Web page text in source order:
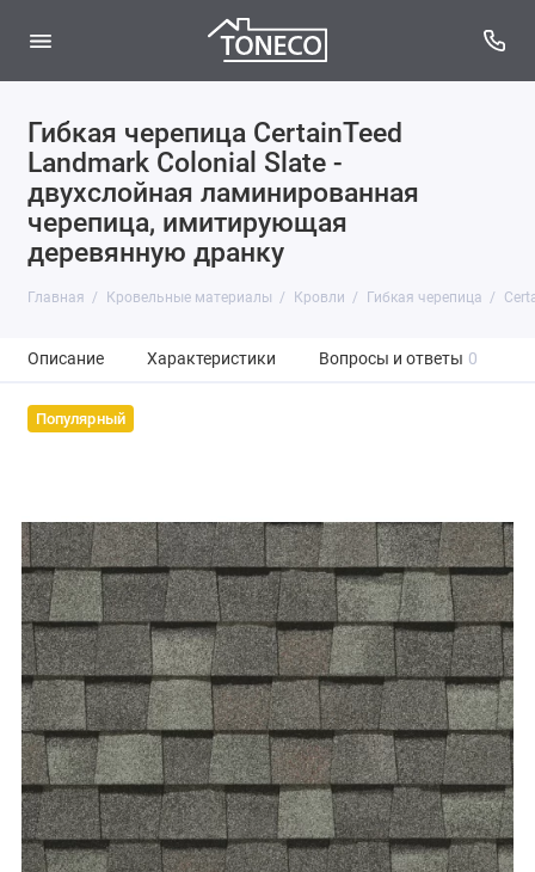
Гибкая черепица CertainTeed
Landmark Colonial Slate -
двухслойная ламинированная
черепица, имитирующая
деревянную дранку
Главная Кровельные материалы Кровли Гибкая черепица
Описание Характеристики Вопросы и ответы 0
Популярный